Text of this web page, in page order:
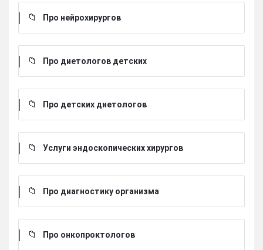
Про нейрохирургов
Про диетологов детских
Про детских диетологов
Услуги эндоскопических хирургов
Про диагностику организма
Про онкопроктологов